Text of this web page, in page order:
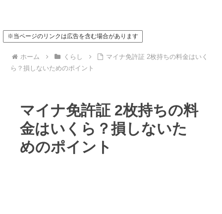
※当ページのリンクは広告を含む場合があります
ホーム くらし
マイナ免許証 2枚持ちの料金はいく
ら？損しないためのポイント
マイナ免許証 2枚持ちの料
金はいくら？損しないた
めのポイント